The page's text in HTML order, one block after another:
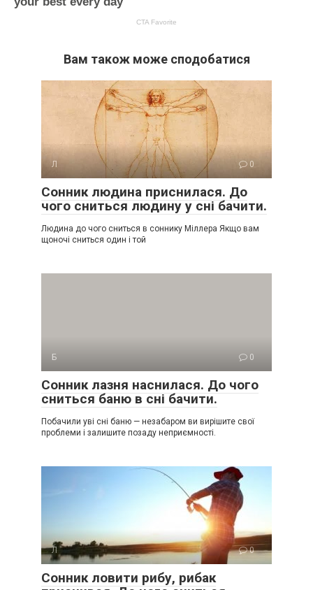
Вам також може сподобатися
Л 0
Сонник людина приснилася. До
чого сниться людину у сні бачити.
Людина до чого сниться в соннику Міллера Якщо вам
щоночі сниться один і той
Б 0
Сонник лазня наснилася. До чого
сниться баню в сні бачити.
Побачили уві сні баню — незабаром ви вирішите свої
проблеми і залишите позаду неприємності.
Л 0
Сонник ловити рибу, рибак